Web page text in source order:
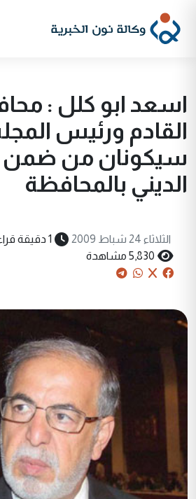
اسعد ابو كلل :
القادم ورئيس
سيكونان من ضمن
الديني بالمحافظة
الثلاثاء 24 شباط 2009 1 دقيقة قراءة
5,830 مشاهدة